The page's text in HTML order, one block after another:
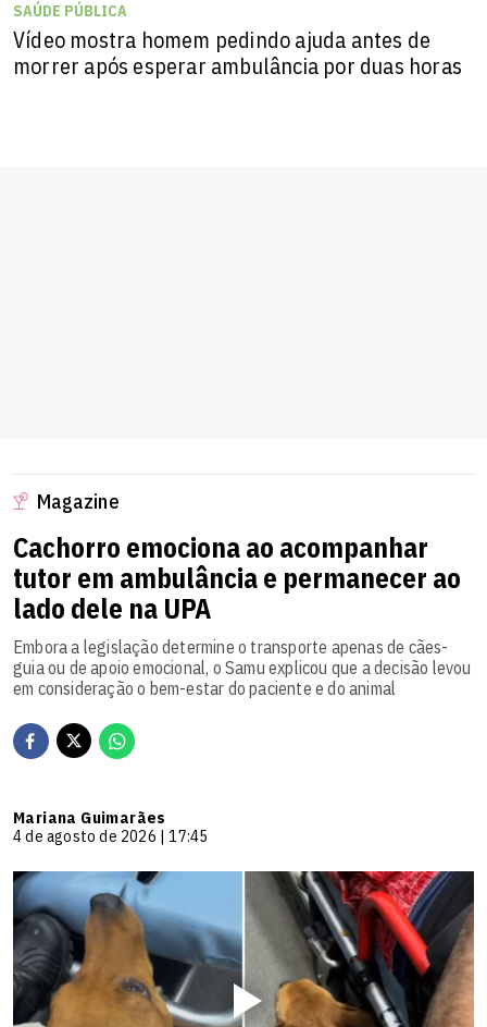
SAÚDE PÚBLICA
Vídeo mostra homem pedindo ajuda antes de
morrer após esperar ambulância por duas horas
Magazine
Cachorro emociona ao acompanhar
tutor em ambulância e permanecer ao
lado dele na UPA
Embora a legislação determine o transporte apenas de cães-
guia ou de apoio emocional, o Samu explicou que a decisão levou
em consideração o bem-estar do paciente e do animal
Mariana Guimarães
4 de agosto de 2026 | 17:45